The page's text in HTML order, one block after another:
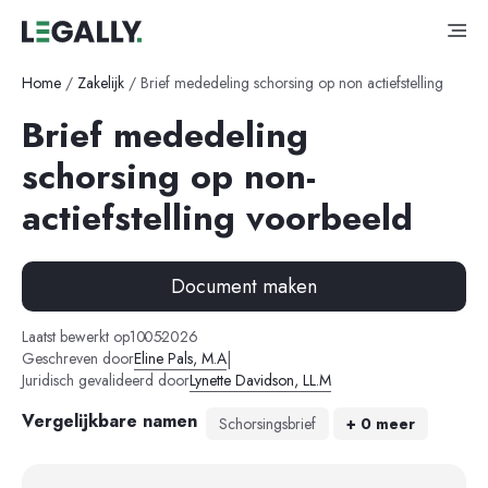
Home / Zakelijk / Brief mededeling schorsing op non actiefstelling
Brief mededeling
schorsing op non-
actiefstelling voorbeeld
Document maken
Laatst bewerkt op10-05-2026
Geschreven doorEline Pals, M.A|
Juridisch gevalideerd doorLynette Davidson, LL.M
Vergelijkbare namen Schorsingsbrief + 0 meer